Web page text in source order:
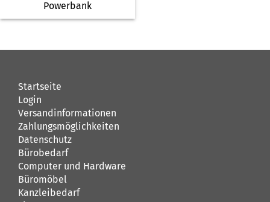
Powerbank
Startseite
Login
Versandinformationen
Zahlungsmöglichkeiten
Datenschutz
Bürobedarf
Computer und Hardware
Büromöbel
Kanzleibedarf